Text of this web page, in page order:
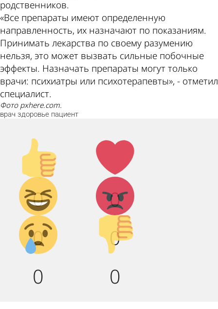
родственников.
«Все препараты имеют определенную
направленность, их назначают по показаниям.
Принимать лекарства по своему разумению
нельзя, это может вызвать сильные побочные
эффекты. Назначать препараты могут только
врачи: психиатры или психотерапевты», - отметил
специалист.
Фото pxhere.com.
врач здоровье пациент
Палец
вверх!
0
Лайк!
0
Дикий
смех!
0
Агрессия!
0
Грусть :(
0
Палец
вниз!
0